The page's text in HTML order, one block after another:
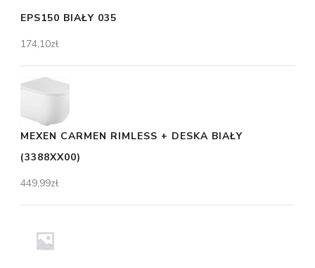
EPS150 BIAŁY 035
174,10zł
MEXEN CARMEN RIMLESS + DESKA BIAŁY
(3388XX00)
449,99zł